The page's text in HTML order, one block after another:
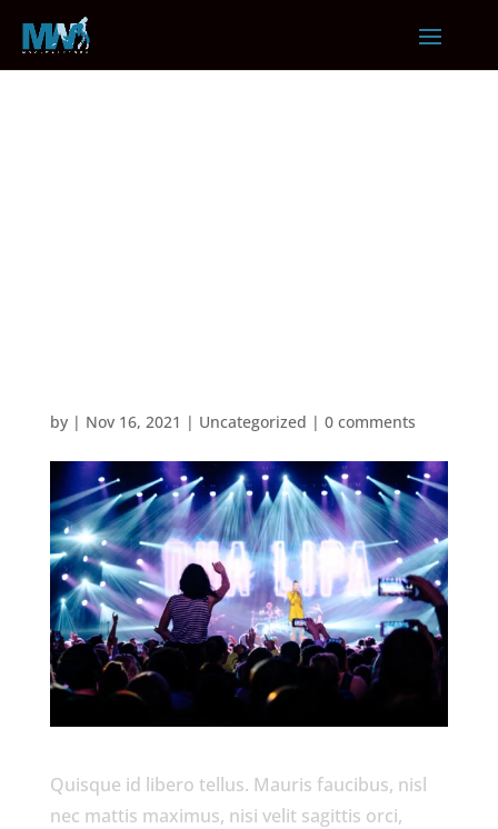
by | Nov 16, 2021 | Uncategorized | 0 comments
Quisque id libero tellus. Mauris faucibus, nisl
nec mattis maximus, nisi velit sagittis orci,